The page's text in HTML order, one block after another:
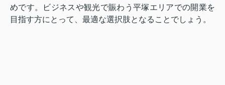
めです。ビジネスや観光で賑わう平塚エリアでの開業を
目指す方にとって、最適な選択肢となることでしょう。